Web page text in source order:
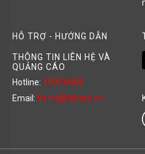
HỖ TRỢ - HƯỚNG DẪN
THÔNG TIN LIÊN HỆ VÀ
QUẢNG CÁO
Hotline: 1900 6600
Email: hotro@fshare.vn